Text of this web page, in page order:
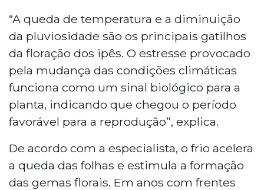
“A queda de temperatura e a diminuição
da pluviosidade são os principais gatilhos
da floração dos ipês. O estresse provocado
pela mudança das condições climáticas
funciona como um sinal biológico para a
planta, indicando que chegou o período
favorável para a reprodução”, explica.
De acordo com a especialista, o frio acelera
a queda das folhas e estimula a formação
das gemas florais. Em anos com frentes